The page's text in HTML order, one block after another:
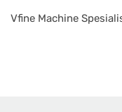
Vfine Machine